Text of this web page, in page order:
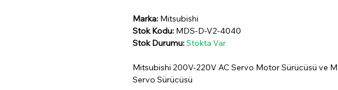
Marka: Mitsubishi
Stok Kodu: MDS-D-V2-4040
Stok Durumu:Stokta Var
Mitsubishi 200V-220V AC Servo Motor Sürücüsü ve
Servo Sürücüsü